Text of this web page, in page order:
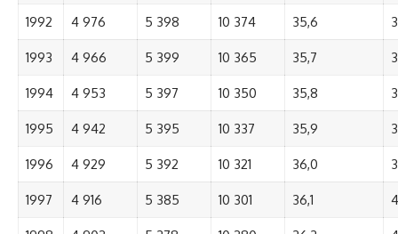
1992 4 976 5 398 10 374 35,6
1993 4 966 5 399 10 365 35,7
1994 4 953 5 397 10 350 35,8
1995 4 942 5 395 10 337 35,9
1996 4 929 5 392 10 321 36,0
1997 4 916 5 385 10 301 36,1